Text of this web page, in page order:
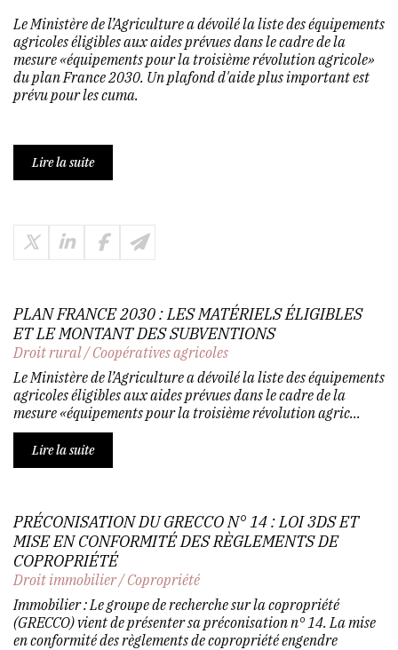
Le Ministère de l’Agriculture a dévoilé la liste des équipements
agricoles éligibles aux aides prévues dans le cadre de la
mesure «équipements pour la troisième révolution agricole»
du plan France 2030. Un plafond d'aide plus important est
prévu pour les cuma.
Lire la suite
PLAN FRANCE 2030 : LES MATÉRIELS ÉLIGIBLES
ET LE MONTANT DES SUBVENTIONS
Droit rural/Coopératives agricoles
Le Ministère de l’Agriculture a dévoilé la liste des équipements
agricoles éligibles aux aides prévues dans le cadre de la
mesure «équipements pour la troisième révolution agric...
Lire la suite
PRÉCONISATION DU GRECCO N° 14 : LOI 3DS ET
MISE EN CONFORMITÉ DES RÈGLEMENTS DE
COPROPRIÉTÉ
Droit immobilier/Copropriété
Immobilier : Le groupe de recherche sur la copropriété
(GRECCO) vient de présenter sa préconisation n° 14. La mise
en conformité des règlements de copropriété engendre